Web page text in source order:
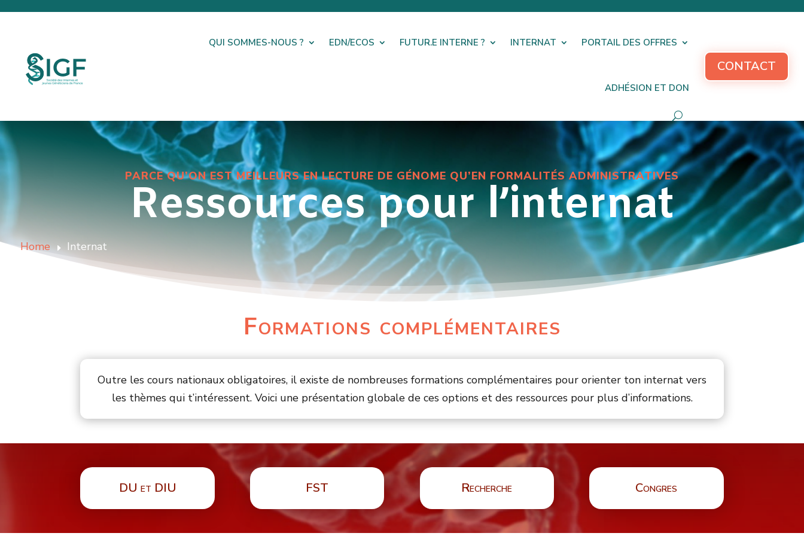
QUI SOMMES-NOUS ? EDN/ECOS FUTUR.E INTERNE ? INTERNAT PORTAIL DES OFFRES
ADHÉSION ET DON
CONTACT
PARCE QU’ON EST MEILLEURS EN LECTURE DE GÉNOME QU’EN FORMALITÉS ADMINISTRATIVES
Ressources pour l’internat
Home E Internat
Formations complémentaires
Outre les cours nationaux obligatoires, il existe de nombreuses formations complémentaires pour orienter ton internat vers
les thèmes qui t’intéressent. Voici une présentation globale de ces options et des ressources pour plus d’informations.
DU et DIU FST Recherche Congres